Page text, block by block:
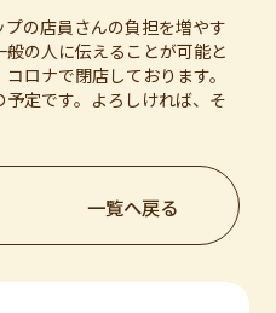
の店員さんの負担を増やす
の人に伝えることが可能と
ロナで閉店しております。
定です。よろしければ、そ
一覧へ戻る